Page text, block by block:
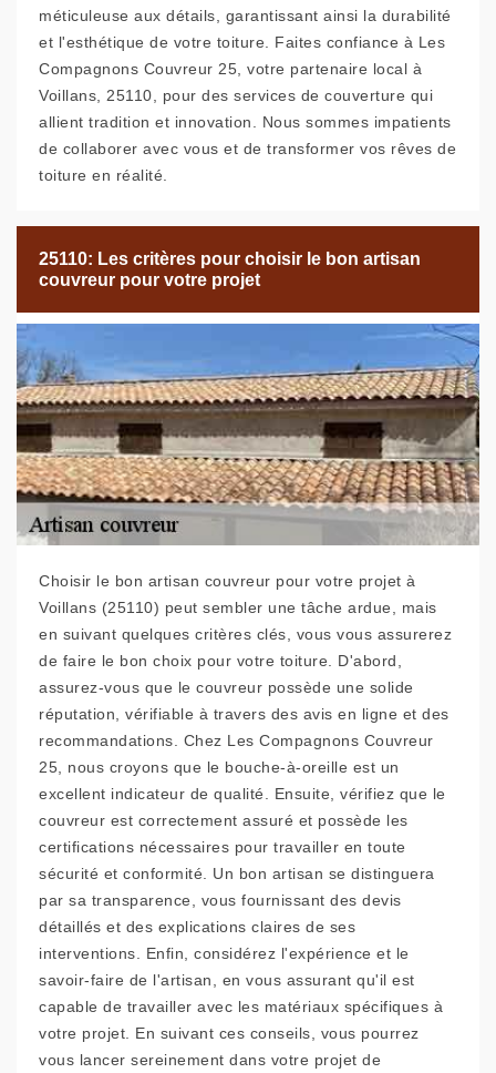
méticuleuse aux détails, garantissant ainsi la durabilité
et l'esthétique de votre toiture. Faites confiance à Les
Compagnons Couvreur 25, votre partenaire local à
Voillans, 25110, pour des services de couverture qui
allient tradition et innovation. Nous sommes impatients
de collaborer avec vous et de transformer vos rêves de
toiture en réalité.
25110: Les critères pour choisir le bon artisan
couvreur pour votre projet
Choisir le bon artisan couvreur pour votre projet à
Voillans (25110) peut sembler une tâche ardue, mais
en suivant quelques critères clés, vous vous assurerez
de faire le bon choix pour votre toiture. D'abord,
assurez-vous que le couvreur possède une solide
réputation, vérifiable à travers des avis en ligne et des
recommandations. Chez Les Compagnons Couvreur
25, nous croyons que le bouche-à-oreille est un
excellent indicateur de qualité. Ensuite, vérifiez que le
couvreur est correctement assuré et possède les
certifications nécessaires pour travailler en toute
sécurité et conformité. Un bon artisan se distinguera
par sa transparence, vous fournissant des devis
détaillés et des explications claires de ses
interventions. Enfin, considérez l'expérience et le
savoir-faire de l'artisan, en vous assurant qu'il est
capable de travailler avec les matériaux spécifiques à
votre projet. En suivant ces conseils, vous pourrez
vous lancer sereinement dans votre projet de